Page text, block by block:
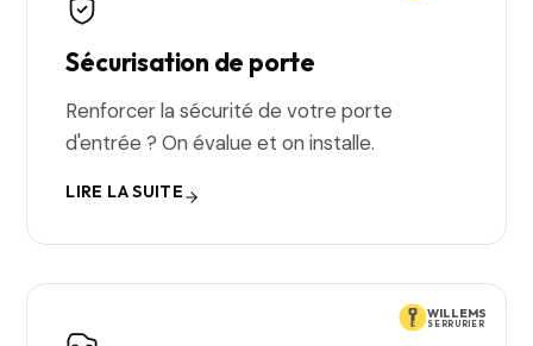
Sécurisation de porte
Renforcer la sécurité de votre porte
d'entrée ? On évalue et on installe.
LIRE LA SUITE
WILLEMS
SERRURIER